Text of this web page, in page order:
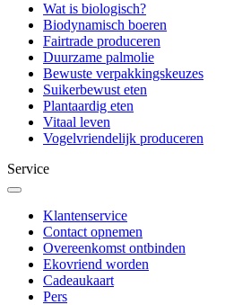
Wat is biologisch?
Biodynamisch boeren
Fairtrade produceren
Duurzame palmolie
Bewuste verpakkingskeuzes
Suikerbewust eten
Plantaardig eten
Vitaal leven
Vogelvriendelijk produceren
Service
Klantenservice
Contact opnemen
Overeenkomst ontbinden
Ekovriend worden
Cadeaukaart
Pers